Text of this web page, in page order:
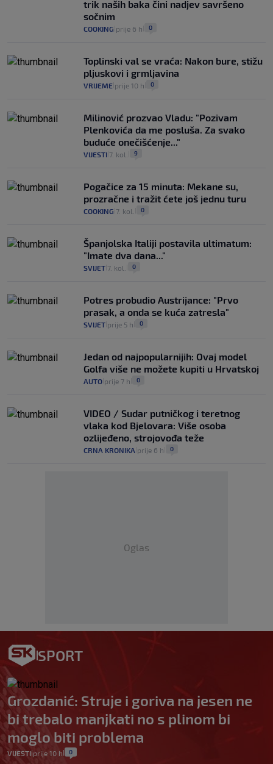
trik naših baka čini nadjev savršeno
sočnim
COOKING prije 6 h 0
Toplinski val se vraća: Nakon bure, stižu
pljuskovi i grmljavina
VRIJEME prije 10 h 0
Milinović prozvao Vladu: "Pozivam
Plenkovića da me posluša. Za svako
buduće onečišćenje..."
VIJESTI 7. kol. 9
Pogačice za 15 minuta: Mekane su,
prozračne i tražit ćete još jednu turu
COOKING 7. kol. 0
Španjolska Italiji postavila ultimatum:
"Imate dva dana..."
SVIJET 7. kol. 0
Potres probudio Austrijance: "Prvo
prasak, a onda se kuća zatresla"
SVIJET prije 5 h 0
Jedan od najpopularnijih: Ovaj model
Golfa više ne možete kupiti u Hrvatskoj
AUTO prije 7 h 0
VIDEO / Sudar putničkog i teretnog
vlaka kod Bjelovara: Više osoba
ozlijeđeno, strojovođa teže
CRNA KRONIKA prije 6 h 0
Oglas
SPORT
Grozdanić: Struje i goriva na jesen ne
bi trebalo manjkati no s plinom bi
moglo biti problema
VIJESTI prije 10 h 0